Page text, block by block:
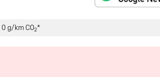
g/km CO2*